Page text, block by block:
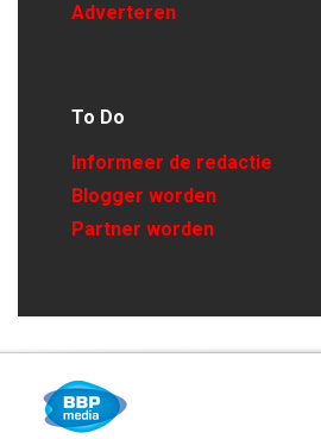
Adverteren
To Do
Informeer de redactie
Blogger worden
Partner worden